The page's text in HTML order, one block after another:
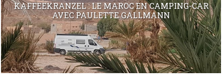
KAFFEEKRANZEL : LE MAROC EN CAMPING-CAR
AVEC PAULETTE GALLMANN